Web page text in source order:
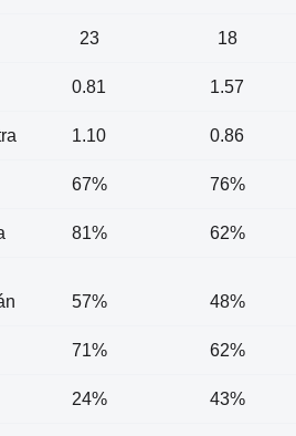
23 18
0.81 1.57
1.10 0.86
67% 76%
81% 62%
57% 48%
71% 62%
24% 43%